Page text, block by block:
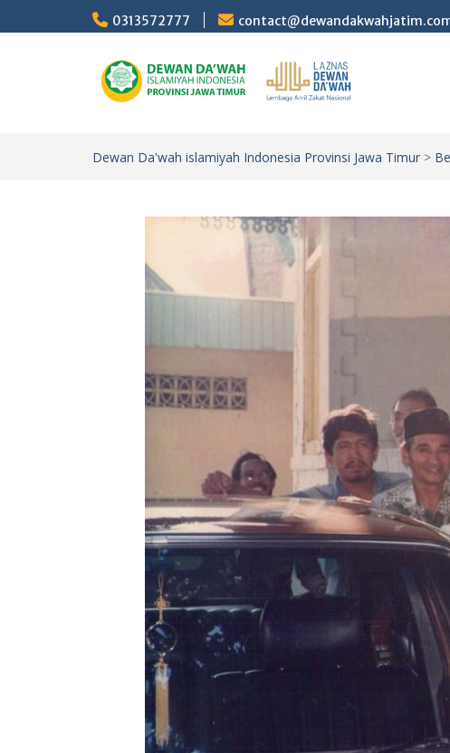
0313572777
Dewan Da'wah islamiyah Indonesia Provinsi Jawa Timur >